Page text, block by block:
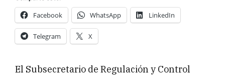
Facebook WhatsApp LinkedIn
Telegram X
El Subsecretario de Regulación y Control